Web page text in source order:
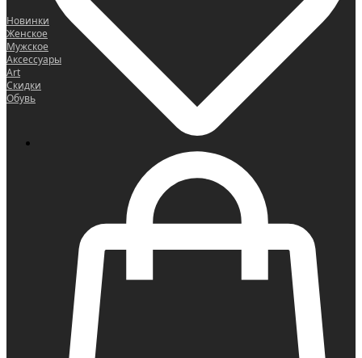
Новинки
Женское
Мужское
Аксессуары
Art
Скидки
Обувь